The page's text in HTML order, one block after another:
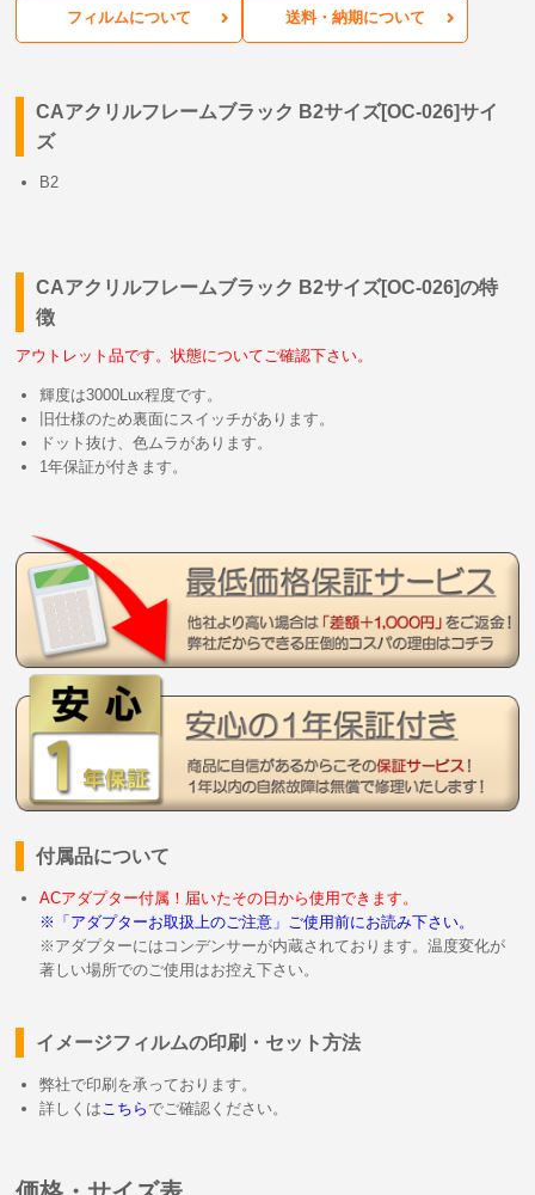
フィルムについて 送料・納期について
CAアクリルフレームブラック B2サイズ[OC-026]サイ
ズ
B2
CAアクリルフレームブラック B2サイズ[OC-026]の特
徴
アウトレット品です。状態についてご確認下さい。
輝度は3000Lux程度です。
旧仕様のため裏面にスイッチがあります。
ドット抜け、色ムラがあります。
1年保証が付きます。
付属品について
ACアダプター付属！届いたその日から使用できます。
※「アダプターお取扱上のご注意」ご使用前にお読み下さい。
※アダプターにはコンデンサーが内蔵されております。温度変化が
著しい場所でのご使用はお控え下さい。
イメージフィルムの印刷・セット方法
弊社で印刷を承っております。
詳しくは こちら でご確認ください。